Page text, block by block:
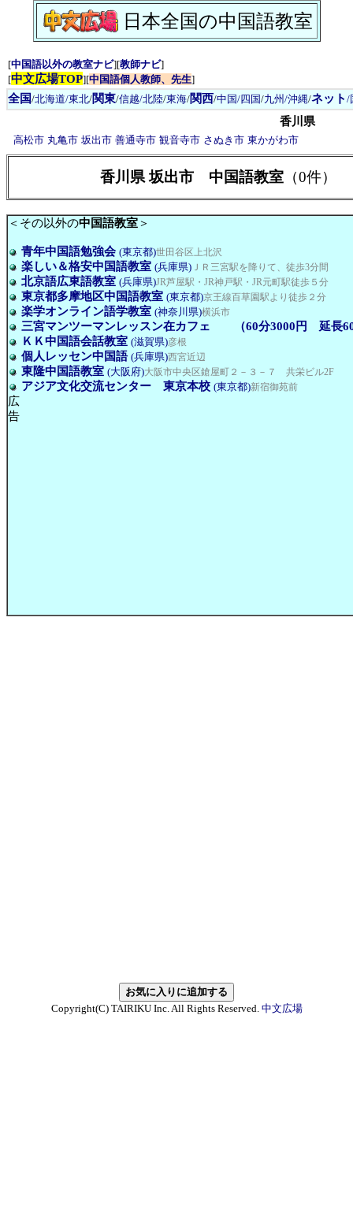
日本全国の中国語教室
[中国語以外の教室ナビ][教師ナビ]
[中文広場TOP][中国語個人教師、先生]
全国/北海道/東北/関東/信越/北陸/東海/関西/中国/四国/九州/沖縄/ネット /
香川県
高松市 丸亀市 坂出市 善通寺市 観音寺市 さぬき市 東かがわ市
香川県 坂出市 中国語教室（0件）
＜その以外の中国語教室＞
青年中国語勉強会 (東京都)世田谷区上北沢
楽しい＆格安中国語教室 (兵庫県) ＪＲ三宮駅を降りて、徒歩3分間
北京語広東語教室 (兵庫県)JR芦屋駅・JR神戸駅・JR元町駅徒歩５分
東京都多摩地区中国語教室 (東京都)京王線百草園駅より徒歩２分
楽学オンライン語学教室 (神奈川県)横浜市
三宮マンツーマンレッスン在カフェ （60分3000円 延長
ＫＫ中国語会話教室 (滋賀県)彦根
個人レッセン中国語 (兵庫県)西宮近辺
東隆中国語教室 (大阪府)大阪市中央区鎗屋町２－３－７ 共栄ビル2F
アジア文化交流センター 東京本校 (東京都)新宿御苑前
広
告
Copyright(C) TAIRIKU Inc. All Rights Reserved. 中文広場